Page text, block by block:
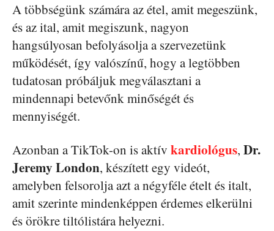
A többségünk számára az étel, amit megeszünk,
és az ital, amit megiszunk, nagyon
hangsúlyosan befolyásolja a szervezetünk
működését, így valószínű, hogy a legtöbben
tudatosan próbáljuk megválasztani a
mindennapi betevőnk minőségét és
mennyiségét.
Azonban a TikTok-on is aktív kardiológus, Dr.
Jeremy London, készített egy videót,
amelyben felsorolja azt a négyféle ételt és italt,
amit szerinte mindenképpen érdemes elkerülni
és örökre tiltólistára helyezni.